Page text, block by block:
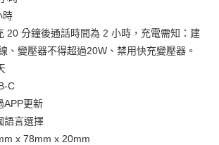
供，台灣大哥大用戶可立即使用無須另外申請。
付你分期」，訂單成立後會自動跳轉到大哥付的交易
，選擇欲分期的期數、繳款截止日，確認付款後即完
數及費用金額請依後續交易確認頁面所載為準。
如未前往確認交易或遇審核未通過，訂單將自動取
付」】
收到商品之後才付款」的支付方式。 讓您購物簡單
、不需綁卡、不需儲值。
，簡訊認證，即可結帳。
時
20 分鐘後通話時間為 2 小時，充電需知：建
、變壓器不得超過20W、禁用快充變壓器。
C
APP更新
語言選擇
x 78mm x 20mm